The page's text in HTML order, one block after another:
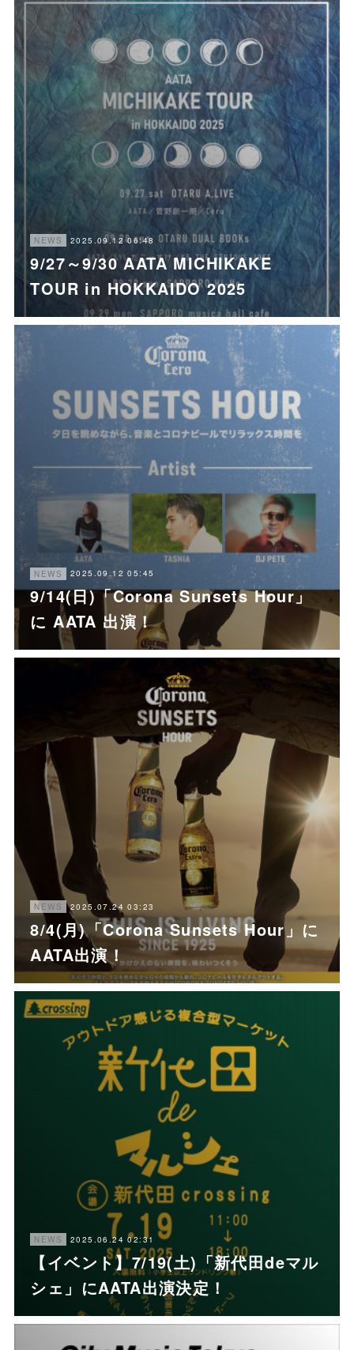
NEWS 2025.09.12 06:48
9/27～9/30 AATA MICHIKAKE
TOUR in HOKKAIDO 2025
NEWS 2025.09.12 05:45
9/14(日)「Corona Sunsets Hour」
に AATA 出演！
NEWS 2025.07.24 03:23
8/4(月)「Corona Sunsets Hour」に
AATA出演！
NEWS 2025.06.24 02:31
【イベント】7/19(土)「新代田deマル
シェ」にAATA出演決定！